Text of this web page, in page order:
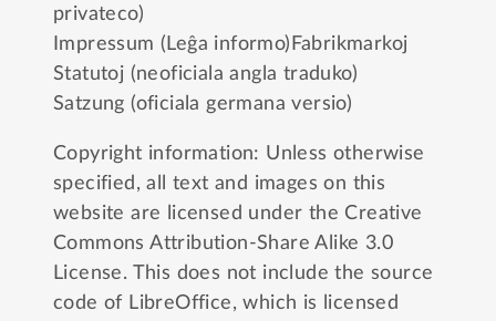
privateco)
Impressum (Leĝa informo) Fabrikmarkoj
Statutoj (neoficiala angla traduko)
Satzung (oficiala germana versio)
Copyright information: Unless otherwise
specified, all text and images on this
website are licensed under the Creative
Commons Attribution-Share Alike 3.0
License. This does not include the source
code of LibreOffice, which is licensed